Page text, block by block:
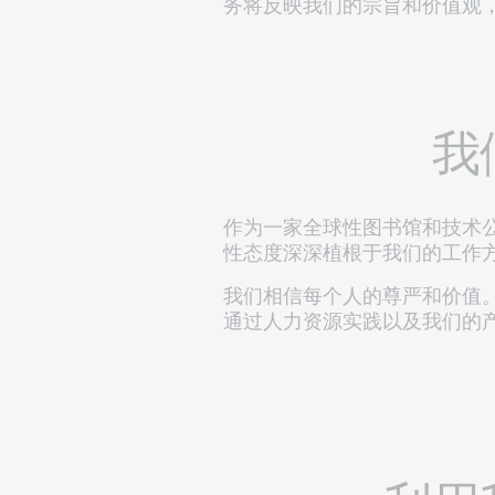
我
作为一家全球性图书馆和技术
性态度深深植根于我们的工作
我们相信每个人的尊严和价值
通过人力资源实践以及我们的